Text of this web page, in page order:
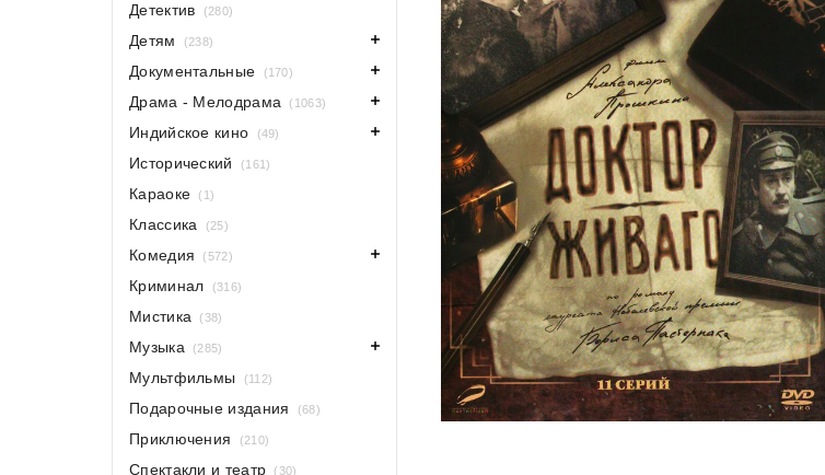
Детектив (280)
Детям (238)
Документальные (170)
Драма - Мелодрама (1063)
Индийское кино (49)
Исторический (161)
Караоке (1)
Классика (25)
Комедия (572)
Криминал (316)
Мистика (38)
Музыка (285)
Мультфильмы (112)
Подарочные издания (68)
Приключения (210)
Спектакли и театр (30)